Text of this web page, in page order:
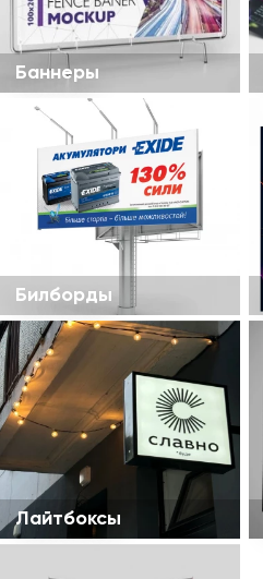
Баннеры
Билборды
Лайтбоксы